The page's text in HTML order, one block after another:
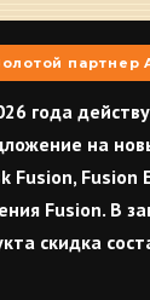
партнер
года
на
Fusion, Fusion
Fusion. В
скидка